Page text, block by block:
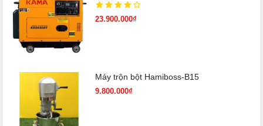
23.900.000₫
Máy trộn bột Hamiboss-B15
9.800.000₫